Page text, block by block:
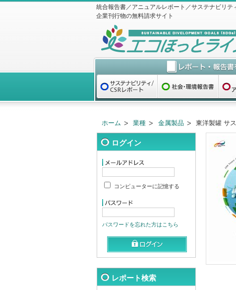
統合報告書／アニュアルレポート／サステナビリテ
企業刊行物の無料請求サイト
ホーム 業種 金属製品 東洋製罐 サ
ログイン
コンピューターに記憶する
パスワードを忘れた方はこちら
レポート検索